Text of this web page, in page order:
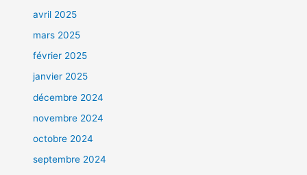
avril 2025
mars 2025
février 2025
janvier 2025
décembre 2024
novembre 2024
octobre 2024
septembre 2024